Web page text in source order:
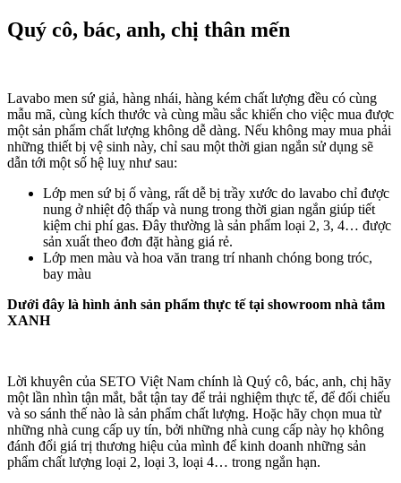
Quý cô, bác, anh, chị thân mến
Lavabo men sứ giả, hàng nhái, hàng kém chất lượng đều có cùng
mẫu mã, cùng kích thước và cùng mầu sắc khiến cho việc mua được
một sản phẩm chất lượng không dễ dàng. Nếu không may mua phải
những thiết bị vệ sinh này, chỉ sau một thời gian ngắn sử dụng sẽ
dẫn tới một số hệ luỵ như sau:
Lớp men sứ bị ố vàng, rất dễ bị trầy xước do lavabo chỉ được
nung ở nhiệt độ thấp và nung trong thời gian ngắn giúp tiết
kiệm chi phí gas. Đây thường là sản phẩm loại 2, 3, 4… được
sản xuất theo đơn đặt hàng giá rẻ.
Lớp men màu và hoa văn trang trí nhanh chóng bong tróc,
bay màu
Dưới đây là hình ảnh sản phẩm thực tế tại showroom nhà tắm
XANH
Lời khuyên của SETO Việt Nam chính là Quý cô, bác, anh, chị hãy
một lần nhìn tận mắt, bắt tận tay để trải nghiệm thực tế, để đối chiếu
và so sánh thế nào là sản phẩm chất lượng. Hoặc hãy chọn mua từ
những nhà cung cấp uy tín, bởi những nhà cung cấp này họ không
đánh đổi giá trị thương hiệu của mình để kinh doanh những sản
phẩm chất lượng loại 2, loại 3, loại 4… trong ngắn hạn.